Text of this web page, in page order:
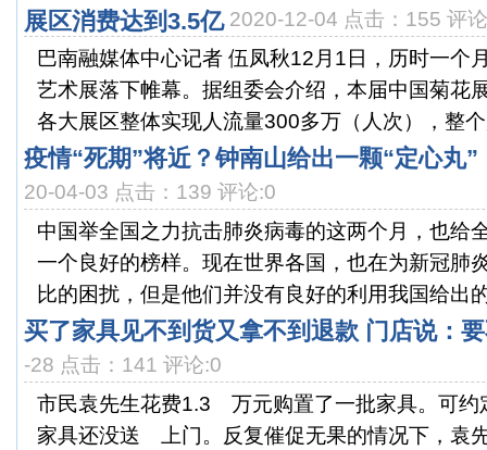
展区消费达到3.5亿 2020-12-04 点击：155 评
巴南融媒体中心记者 伍凤秋12月1日，历时一个
艺术展落下帷幕。据组委会介绍，本届中国菊花
各大展区整体实现人流量300多万（人次），整
疫情“死期”将近？钟南山给出一颗“定心丸
20-04-03 点击：139 评论:0
中国举全国之力抗击肺炎病毒的这两个月，也给
一个良好的榜样。现在世界各国，也在为新冠肺
比的困扰，但是他们并没有良好的利用我国给出
买了家具见不到货又拿不到退款 门店说：
-28 点击：141 评论:0
市民袁先生花费1.3 万元购置了一批家具。可约
家具还没送 上门。反复催促无果的情况下，袁